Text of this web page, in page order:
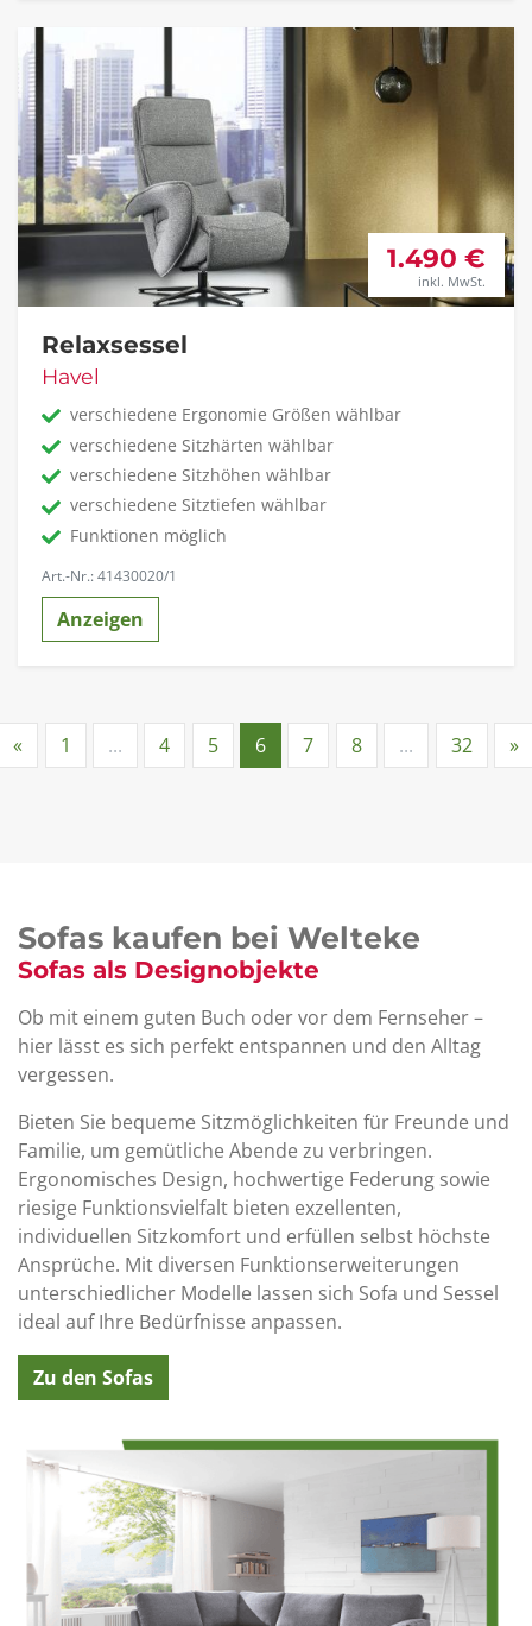
1.490 €
inkl. MwSt.
Relaxsessel
Havel
verschiedene Ergonomie Größen wählbar
verschiedene Sitzhärten wählbar
verschiedene Sitzhöhen wählbar
verschiedene Sitztiefen wählbar
Funktionen möglich
Art.-Nr.: 41430020/1
Anzeigen
« 1 ... 4 5 6 7 8 ... 32 »
Sofas kaufen bei Welteke
Sofas als Designobjekte
Ob mit einem guten Buch oder vor dem Fernseher –
hier lässt es sich perfekt entspannen und den Alltag
vergessen.
Bieten Sie bequeme Sitzmöglichkeiten für Freunde und
Familie, um gemütliche Abende zu verbringen.
Ergonomisches Design, hochwertige Federung sowie
riesige Funktionsvielfalt bieten exzellenten,
individuellen Sitzkomfort und erfüllen selbst höchste
Ansprüche. Mit diversen Funktionserweiterungen
unterschiedlicher Modelle lassen sich Sofa und Sessel
ideal auf Ihre Bedürfnisse anpassen.
Zu den Sofas